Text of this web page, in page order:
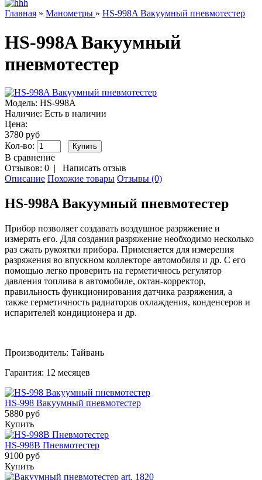
Главная » Манометры » HS-998A Вакуумный пневмотестер
HS-998A Вакуумный
пневмотестер
Модель: HS-998A
Наличие: Есть в наличии
Цена:
3780 руб
Кол-во:
В сравнение
Отзывов: 0 | Написать отзыв
Описание Похожие товары Отзывы (0)
HS-998A Вакуумный пневмотестер
Прибор позволяет создавать воздушное разряжение и
измерять его. Для создания разряжение необходимо несколько
раз сжать рукоятки прибора. Применяется для измерения
разряжения во впускном коллекторе автомобиля и др. С его
помощью легко проверить на герметичнось регулятор
давления топлива в автомобиле, октан-корректор,
правильность функционирования датчика разряжения, а
также герметичность радиаторов охлаждения, конденсеров и
испарителей кондиционера и др.
Производитель: Тайвань
Гарантия: 12 месяцев
HS-998 Вакуумный пневмотестер
5880 руб
Купить
HS-998B Пневмотестер
9100 руб
Купить